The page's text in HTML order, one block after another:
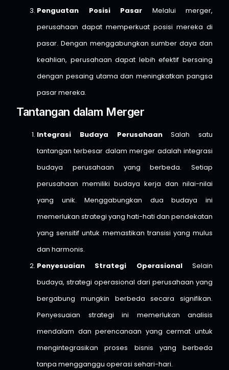
Penguatan Posisi Pasar Melalui merger,
perusahaan dapat memperkuat posisi mereka di
pasar. Dengan menggabungkan sumber daya dan
keahlian, perusahaan dapat lebih efektif bersaing
dengan pesaing utama dan meningkatkan pangsa
pasar mereka.
Tantangan dalam Merger
Integrasi Budaya PerusahaanSalah satu
tantangan terbesar dalam merger adalah integrasi
budaya perusahaan yang berbeda. Setiap
perusahaan memiliki budaya kerja dan nilai-nilai
yang unik. Menggabungkan dua budaya ini
memerlukan strategi yang hati-hati dan pendekatan
yang sensitif untuk memastikan transisi yang mulus
dan harmonis.
Penyesuaian Strategi OperasionalSelain
budaya, strategi operasional dari perusahaan yang
bergabung mungkin berbeda secara signifikan.
Penyesuaian strategi ini memerlukan analisis
mendalam dan perencanaan yang cermat untuk
mengintegrasikan proses bisnis yang berbeda
tanpa mengganggu operasi sehari-hari.